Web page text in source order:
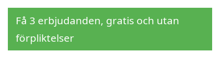
Få 3 erbjudanden, gratis och utan
förpliktelser